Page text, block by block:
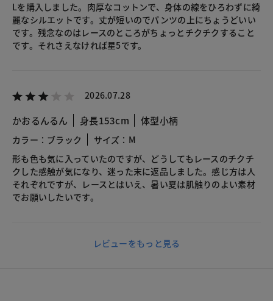
Lを購入しました。肉厚なコットンで、身体の線をひろわずに綺
麗なシルエットです。丈が短いのでパンツの上にちょうどいい
です。残念なのはレースのところがちょっとチクチクすること
です。それさえなければ星5です。
2026.07.28
かおるんるん 身長153cm 体型小柄
カラー：ブラック
サイズ：M
形も色も気に入っていたのですが、どうしてもレースのチクチ
クした感触が気になり、迷った末に返品しました。感じ方は人
それぞれですが、レースとはいえ、暑い夏は肌触りのよい素材
でお願いしたいです。
レビューをもっと見る